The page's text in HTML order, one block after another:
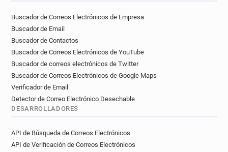
Buscador de Correos Electrónicos de Empresa
Buscador de Email
Buscador de Contactos
Buscador de Correos Electrónicos de YouTube
Buscador de correos electrónicos de Twitter
Buscador de Correos Electrónicos de Google Maps
Verificador de Email
Detector de Correo Electrónico Desechable
DESARROLLADORES
API de Búsqueda de Correos Electrónicos
API de Verificación de Correos Electrónicos